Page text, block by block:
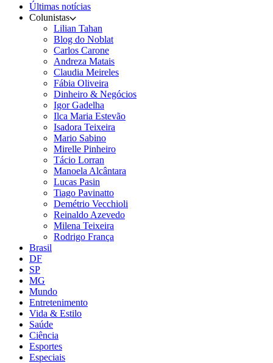
Últimas notícias
Colunistas
Lilian Tahan
Blog do Noblat
Carlos Carone
Andreza Matais
Claudia Meireles
Fábia Oliveira
Dinheiro & Negócios
Igor Gadelha
Ilca Maria Estevão
Isadora Teixeira
Mario Sabino
Mirelle Pinheiro
Tácio Lorran
Manoela Alcântara
Lucas Pasin
Tiago Pavinatto
Demétrio Vecchioli
Reinaldo Azevedo
Milena Teixeira
Rodrigo França
Brasil
DF
SP
MG
Mundo
Entretenimento
Vida & Estilo
Saúde
Ciência
Esportes
Especiais